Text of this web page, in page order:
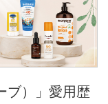
ブ）」愛用歴